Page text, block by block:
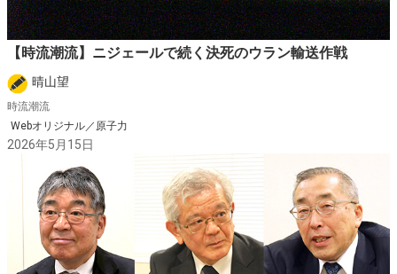
【時流潮流】ニジェールで続く決死のウラン輸送作戦
晴山望
時流潮流
Webオリジナル／原子力
2026年5月15日